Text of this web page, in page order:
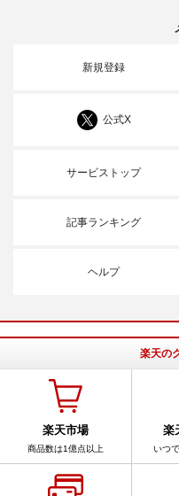
新規登録
公式X
サービストップ
記事ランキング
ヘルプ
楽天の
楽天市場
商品数は1億点以上
楽
いつ